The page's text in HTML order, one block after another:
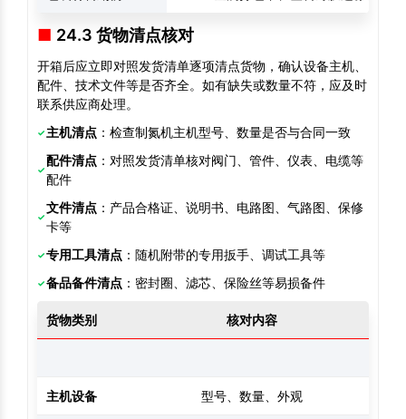
24.3 货物清点核对
开箱后应立即对照发货清单逐项清点货物，确认设备主机、
配件、技术文件等是否齐全。如有缺失或数量不符，应及时
联系供应商处理。
主机清点 ：检查制氮机主机型号、数量是否与合同一致
配件清点 ：对照发货清单核对阀门、管件、仪表、电缆等
配件
文件清点 ：产品合格证、说明书、电路图、气路图、保修
卡等
专用工具清点 ：随机附带的专用扳手、调试工具等
备品备件清点 ：密封圈、滤芯、保险丝等易损备件
货物类别 核对内容
主机设备 型号、数量、外观